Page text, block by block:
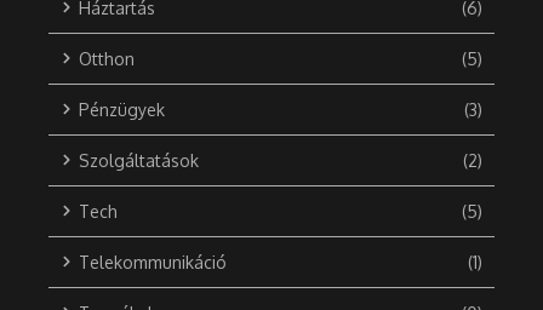
Háztartás (6)
Otthon (5)
Pénzügyek (3)
Szolgáltatások (2)
Tech (5)
Telekommunikáció (1)